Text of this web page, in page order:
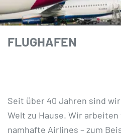
FLUGHAFEN
Seit über 40 Jahren sind
Welt zu Hause. Wir
namhafte Airlines – zum